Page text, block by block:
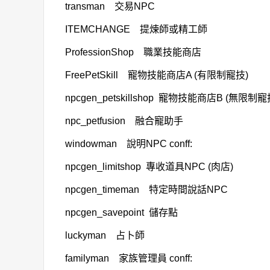
transman 交易NPC
ITEMCHANGE 提煉師或精工師
ProfessionShop 職業技能商店
FreePetSkill 寵物技能商店A (有限制寵技)
npcgen_petskillshop 寵物技能商店B (無限制寵
npc_petfusion 融合寵助手
windowman 說明NPC conff:
npcgen_limitshop 專收道具NPC (肉店)
npcgen_timeman 特定時間說話NPC
npcgen_savepoint 儲存點
luckyman 占卜師
familyman 家族管理員 conff: